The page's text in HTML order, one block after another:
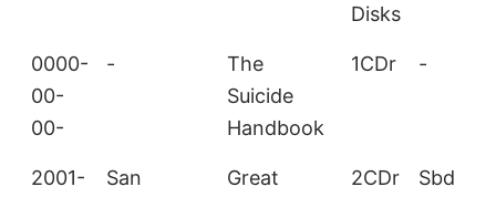
Disks
0000-
00-
00-
-
The
Suicide
Handbook
1CDr -
2001-
San
Great
2CDr Sbd